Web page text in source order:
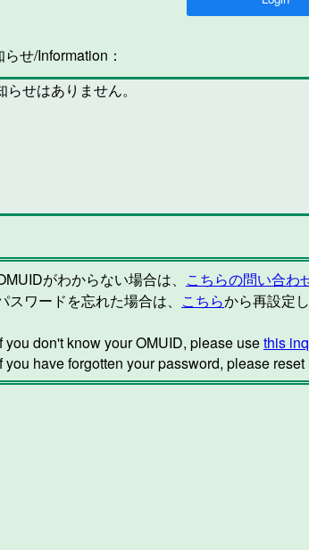
らせ/Information：
がわからない場合は、 こちらの問い合わ
スワードを忘れた場合は、 こちらから再設定
you don't know your OMUID, please usethis
you have forgotten your password, please reset